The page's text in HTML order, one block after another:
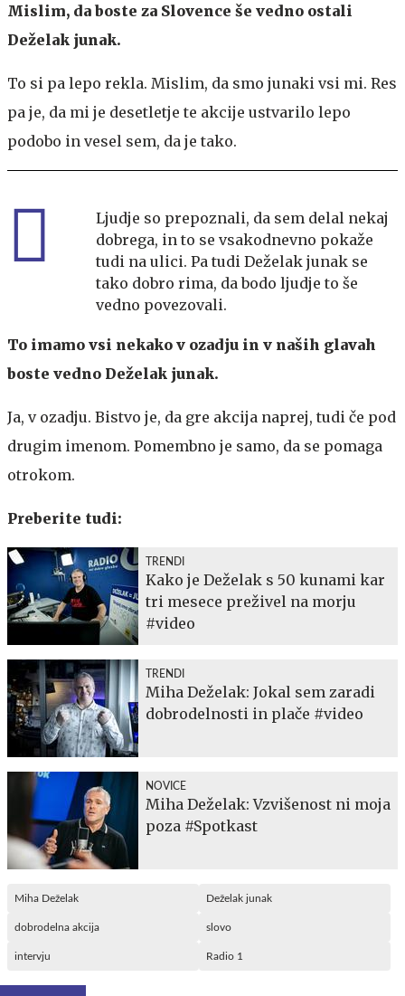
Mislim, da boste za Slovence še vedno ostali
Deželak junak.
To si pa lepo rekla. Mislim, da smo junaki vsi mi. Res
pa je, da mi je desetletje te akcije ustvarilo lepo
podobo in vesel sem, da je tako.
Ljudje so prepoznali, da sem delal nekaj
dobrega, in to se vsakodnevno pokaže
tudi na ulici. Pa tudi Deželak junak se
tako dobro rima, da bodo ljudje to še
vedno povezovali.
To imamo vsi nekako v ozadju in v naših glavah
boste vedno Deželak junak.
Ja, v ozadju. Bistvo je, da gre akcija naprej, tudi če pod
drugim imenom. Pomembno je samo, da se pomaga
otrokom.
Preberite tudi:
TRENDI
Kako je Deželak s 50 kunami kar
tri mesece preživel na morju
#video
TRENDI
Miha Deželak: Jokal sem zaradi
dobrodelnosti in plače #video
NOVICE
Miha Deželak: Vzvišenost ni moja
poza #Spotkast
Miha Deželak Deželak junak
dobrodelna akcija slovo
intervju Radio 1